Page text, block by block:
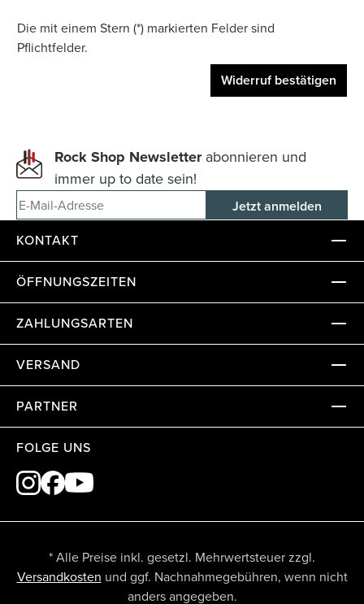
Die mit einem Stern (*) markierten Felder sind
Pflichtfelder.
Widerruf bestätigen
Rock Shop Newsletterabonnieren und
immer up to date sein!
E-Mail-Adresse
KONTAKT
ÖFFNUNGSZEITEN
ZAHLUNGSARTEN
VERSAND
PARTNER
FOLGE UNS
* Alle Preise inkl. gesetzl. Mehrwertsteuer zzgl.
Versandkosten und ggf. Nachnahmegebühren, wenn nicht
anders angegeben.